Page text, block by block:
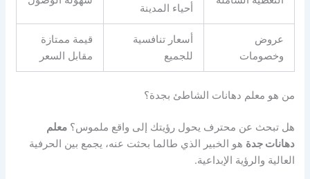
أحياء المدينة
عروض
وخصومات
أسعار تنافسية
للجميع
قيمة ممتازة
مقابل السعر
من هو معلم دهانات الشاطئ بجدة؟
هل تبحث عن محترف يحول رؤيتك إلى واقع ملموس؟معلم
دهانات جدة هو الخبير الذي طالما بحثت عنه، يجمع بين الحرفية
العالية والرؤية الإبداعية.